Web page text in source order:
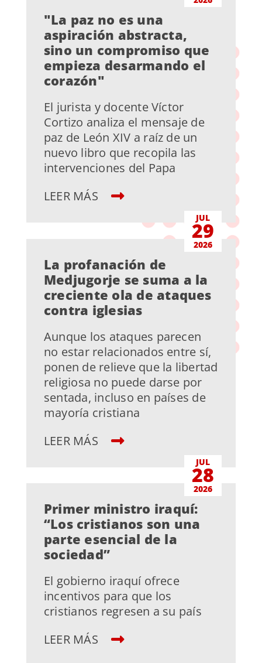
"La paz no es una
aspiración abstracta,
sino un compromiso que
empieza desarmando el
corazón"
El jurista y docente Víctor
Cortizo analiza el mensaje de
paz de León XIV a raíz de un
nuevo libro que recopila las
intervenciones del Papa
LEER MÁS
JUL
29
2026
La profanación de
Medjugorje se suma a la
creciente ola de ataques
contra iglesias
Aunque los ataques parecen
no estar relacionados entre sí,
ponen de relieve que la libertad
religiosa no puede darse por
sentada, incluso en países de
mayoría cristiana
LEER MÁS
JUL
28
2026
Primer ministro iraquí:
“Los cristianos son una
parte esencial de la
sociedad”
El gobierno iraquí ofrece
incentivos para que los
cristianos regresen a su país
LEER MÁS